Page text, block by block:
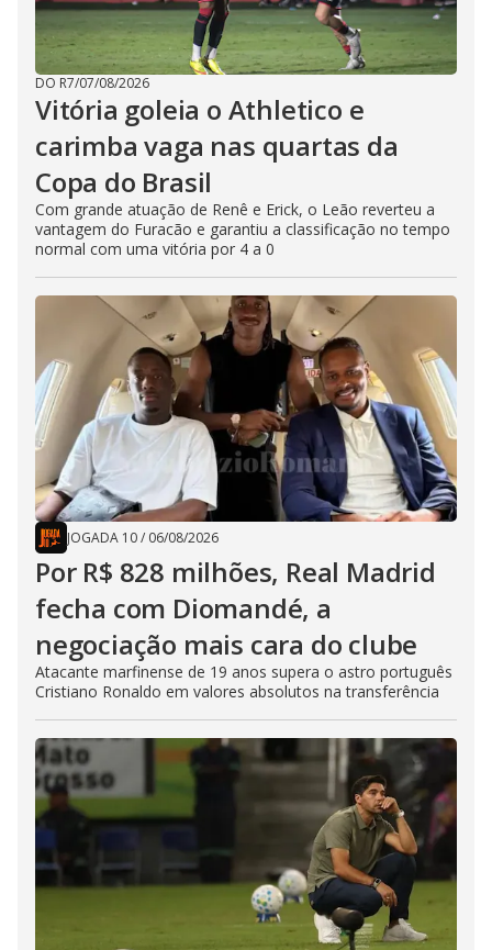
DO R7/07/08/2026
Vitória goleia o Athletico e
carimba vaga nas quartas da
Copa do Brasil
Com grande atuação de Renê e Erick, o Leão reverteu a
vantagem do Furacão e garantiu a classificação no tempo
normal com uma vitória por 4 a 0
JOGADA 10/ 06/08/2026
Por R$ 828 milhões, Real Madrid
fecha com Diomandé, a
negociação mais cara do clube
Atacante marfinense de 19 anos supera o astro português
Cristiano Ronaldo em valores absolutos na transferência